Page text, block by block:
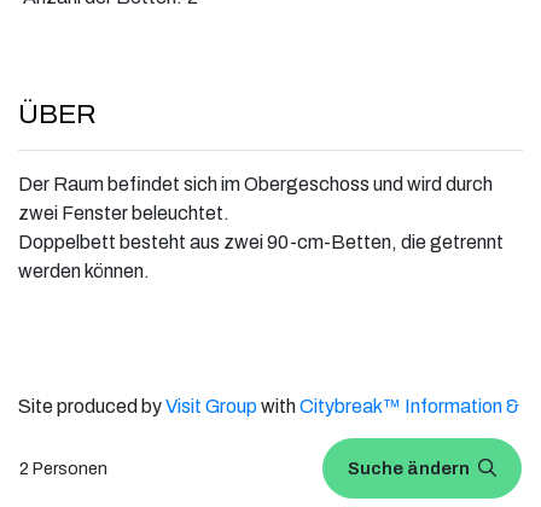
ÜBER
Der Raum befindet sich im Obergeschoss und wird durch
zwei Fenster beleuchtet.
Doppelbett besteht aus zwei 90-cm-Betten, die getrennt
werden können.
2 Personen Suche ändern
Site produced byVisit GroupwithCitybreak™ Information &
WEBX CMS